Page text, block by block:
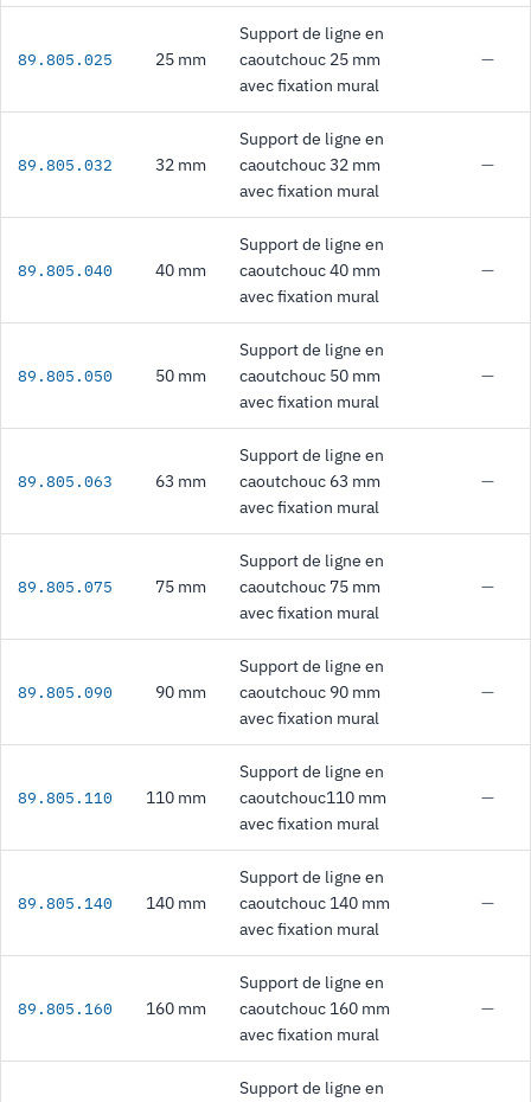
89.805.025 25 mm
Support de ligne en
caoutchouc 25 mm
avec fixation mural
—
89.805.032 32 mm
Support de ligne en
caoutchouc 32 mm
avec fixation mural
—
89.805.040 40 mm
Support de ligne en
caoutchouc 40 mm
avec fixation mural
—
89.805.050 50 mm
Support de ligne en
caoutchouc 50 mm
avec fixation mural
—
89.805.063 63 mm
Support de ligne en
caoutchouc 63 mm
avec fixation mural
—
89.805.075 75 mm
Support de ligne en
caoutchouc 75 mm
avec fixation mural
—
89.805.090 90 mm
Support de ligne en
caoutchouc 90 mm
avec fixation mural
—
89.805.110 110 mm
Support de ligne en
caoutchouc110 mm
avec fixation mural
—
89.805.140 140 mm
Support de ligne en
caoutchouc 140 mm
avec fixation mural
—
89.805.160 160 mm
Support de ligne en
caoutchouc 160 mm
avec fixation mural
—
Support de ligne en